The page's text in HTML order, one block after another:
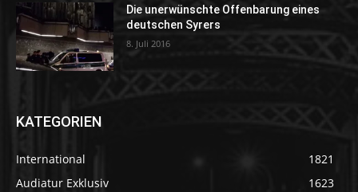
Die unerwünschte Offenbarung eines
deutschen Syrers
8. Juli 2016
KATEGORIEN
International
1821
Audiatur Exklusiv
1623